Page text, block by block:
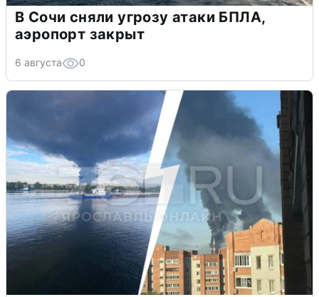
В Сочи сняли угрозу атаки БПЛА,
аэропорт закрыт
6 августа 0